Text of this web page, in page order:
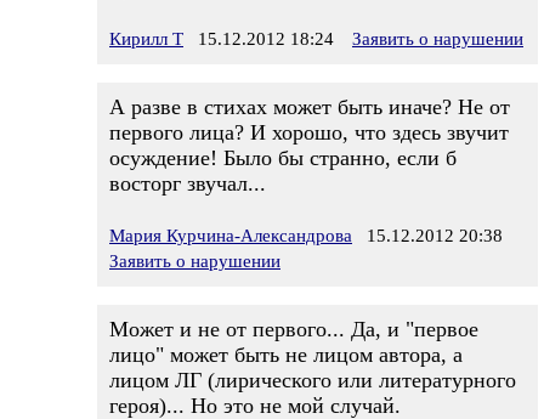
Кирилл Т 15.12.2012 18:24 Заявить о нарушении
А разве в стихах может быть иначе? Не от
первого лица? И хорошо, что здесь звучит
осуждение! Было бы странно, если б
восторг звучал...
Мария Курчина-Александрова 15.12.2012 20:38
Заявить о нарушении
Может и не от первого... Да, и "первое
лицо" может быть не лицом автора, а
лицом ЛГ (лирического или литературного
героя)... Но это не мой случай.